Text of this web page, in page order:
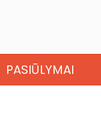
PASIŪLYMAI